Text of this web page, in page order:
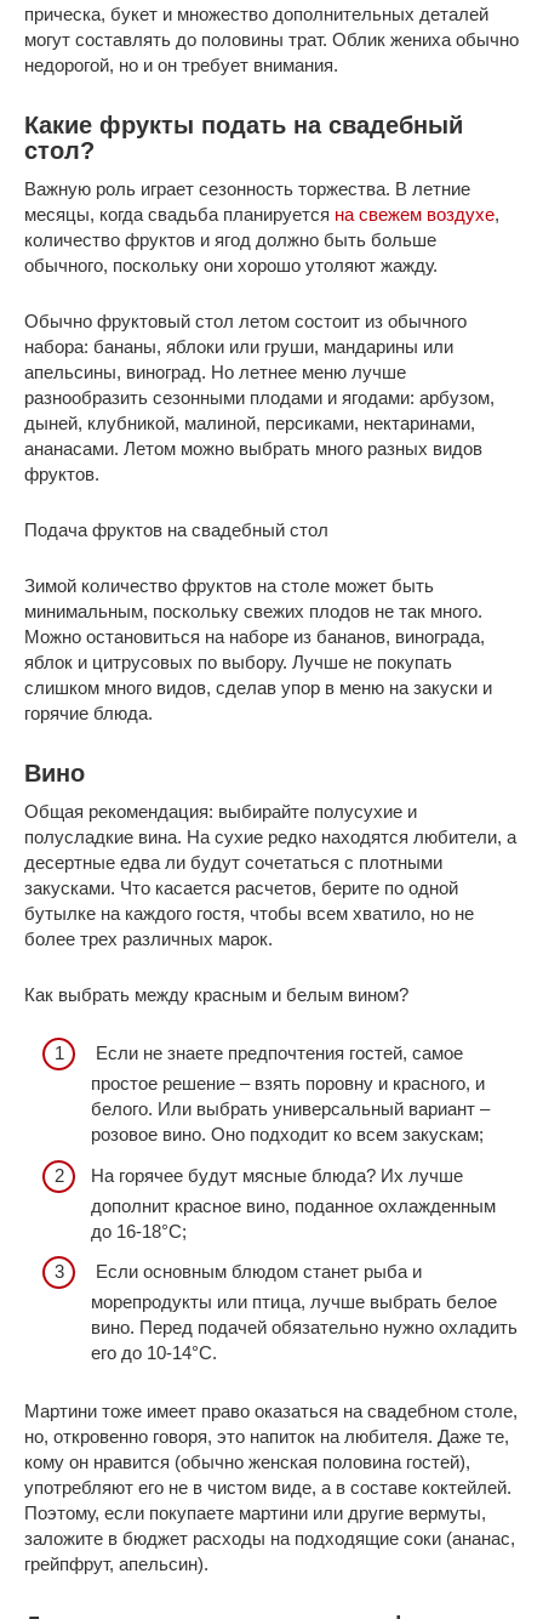
прическа, букет и множество дополнительных деталей
могут составлять до половины трат. Облик жениха обычно
недорогой, но и он требует внимания.
Какие фрукты подать на свадебный
стол?
Важную роль играет сезонность торжества. В летние
месяцы, когда свадьба планируется на свежем воздухе,
количество фруктов и ягод должно быть больше
обычного, поскольку они хорошо утоляют жажду.
Обычно фруктовый стол летом состоит из обычного
набора: бананы, яблоки или груши, мандарины или
апельсины, виноград. Но летнее меню лучше
разнообразить сезонными плодами и ягодами: арбузом,
дыней, клубникой, малиной, персиками, нектаринами,
ананасами. Летом можно выбрать много разных видов
фруктов.
Подача фруктов на свадебный стол
Зимой количество фруктов на столе может быть
минимальным, поскольку свежих плодов не так много.
Можно остановиться на наборе из бананов, винограда,
яблок и цитрусовых по выбору. Лучше не покупать
слишком много видов, сделав упор в меню на закуски и
горячие блюда.
Вино
Общая рекомендация: выбирайте полусухие и
полусладкие вина. На сухие редко находятся любители, а
десертные едва ли будут сочетаться с плотными
закусками. Что касается расчетов, берите по одной
бутылке на каждого гостя, чтобы всем хватило, но не
более трех различных марок.
Как выбрать между красным и белым вином?
Если не знаете предпочтения гостей, самое
простое решение – взять поровну и красного, и
белого. Или выбрать универсальный вариант –
розовое вино. Оно подходит ко всем закускам;
На горячее будут мясные блюда? Их лучше
дополнит красное вино, поданное охлажденным
до 16-18°С;
Если основным блюдом станет рыба и
морепродукты или птица, лучше выбрать белое
вино. Перед подачей обязательно нужно охладить
его до 10-14°С.
Мартини тоже имеет право оказаться на свадебном столе,
но, откровенно говоря, это напиток на любителя. Даже те,
кому он нравится (обычно женская половина гостей),
употребляют его не в чистом виде, а в составе коктейлей.
Поэтому, если покупаете мартини или другие вермуты,
заложите в бюджет расходы на подходящие соки (ананас,
грейпфрут, апельсин).